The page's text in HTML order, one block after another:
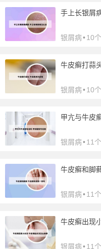
手上长银屑
银屑病•10
牛皮癣打蒜
银屑病•10
甲亢与牛皮
银屑病•11
牛皮癣和脚
银屑病•11
牛皮癣出现
银屑病•11